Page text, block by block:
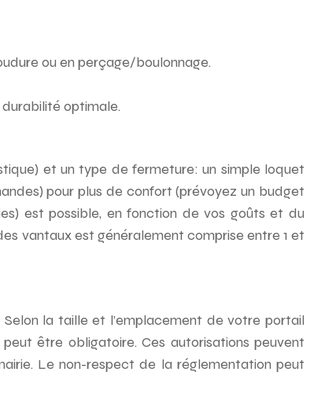
ou en perçage/boulonnage.
durabilité optimale.
et un type de fermeture: un simple loquet
pour plus de confort (prévoyez un budget
est possible, en fonction de vos goûts et du
vantaux est généralement comprise entre 1 et
la taille et l’emplacement de votre portail
être obligatoire. Ces autorisations peuvent
Le non-respect de la réglementation peut